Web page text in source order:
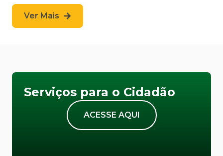
Ver Mais
Serviços para o Cidadão
ACESSE AQUI